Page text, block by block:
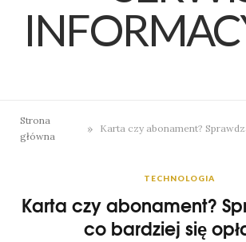
Strona
główna
»
TECHNOLOGIA
Karta czy abonament?
co bardziej się